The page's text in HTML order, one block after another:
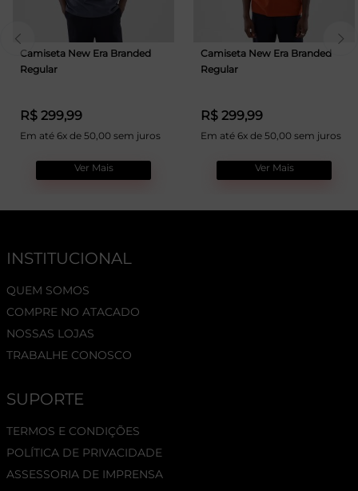
Camiseta New Era Branded
Regular
R$ 299,99
Em até 6x de 50,00 sem juros
Ver Mais
Camiseta New Era Branded
Regular
R$ 299,99
Em até 6x de 50,00 sem juros
Ver Mais
INSTITUCIONAL
QUEM SOMOS
COMPRE NO ATACADO
NOSSAS LOJAS
TRABALHE CONOSCO
SUPORTE
TERMOS E CONDIÇÕES
POLÍTICA DE PRIVACIDADE
ASSESSORIA DE IMPRENSA